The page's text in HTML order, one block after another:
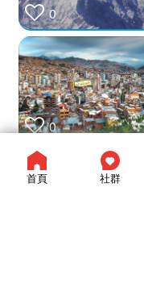
0
0
首頁 社群